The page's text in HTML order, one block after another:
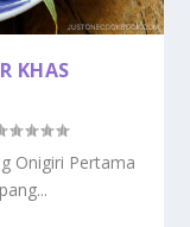
KHAS
Onigiri Pertama